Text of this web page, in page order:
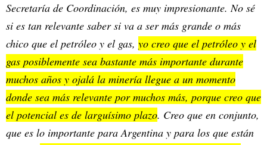
Secretaría de Coordinación, es muy impresionante. No sé
si es tan relevante saber si va a ser más grande o más
chico que el petróleo y el gas, yo creo que el petróleo y el
gas posiblemente sea bastante más importante durante
muchos años y ojalá la minería llegue a un momento
donde sea más relevante por muchos más, porque creo que
el potencial es de larguísimo plazo. Creo que en conjunto,
que es lo importante para Argentina y para los que están